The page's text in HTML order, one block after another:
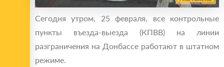
Сегодня утром, 25 февраля, все контрольные
пункты въезда-выезда (КПВВ) на линии
разграничения на Донбассе работают в штатном
режиме.